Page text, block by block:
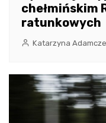
chełmińskim
ratunkowych
Katarzyna